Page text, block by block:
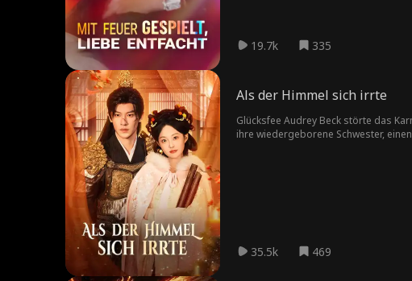
19.7k 335
Als der Himmel sich irrte
Glücksfee Audrey Beck störte das
ihre wiedergeborene Schwester,
35.5k 469